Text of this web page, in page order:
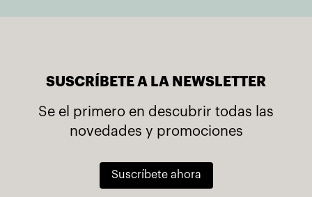
SUSCRÍBETE A LA NEWSLETTER
Se el primero en descubrir todas las
novedades y promociones
Suscríbete ahora